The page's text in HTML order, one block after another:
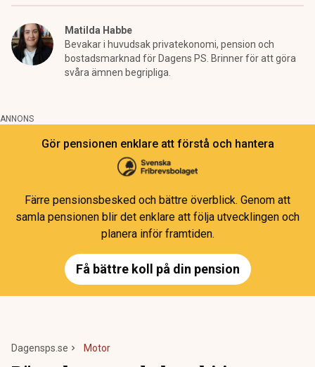
Matilda Habbe
Bevakar i huvudsak privatekonomi, pension och
bostadsmarknad för Dagens PS. Brinner för att göra
svåra ämnen begripliga.
ANNONS
Gör pensionen enklare att förstå och hantera
Färre pensionsbesked och bättre överblick. Genom att
samla pensionen blir det enklare att följa utvecklingen och
planera inför framtiden.
Få bättre koll på din pension
Dagensps.se Motor